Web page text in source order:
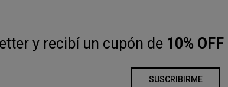
y recibí un cupón de 10%
SUSCRIBIRME